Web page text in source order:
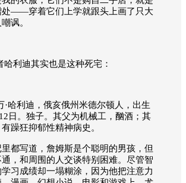
处——穿着它们上学就跟头上画了只大
讽。
哈利迪其实也是这种死宅：
·哈利迪，俄亥俄州米德尔顿人，出生
日。独子。其父为机械工，酗酒；其
躁狂抑郁性精神病史。
里都写道，詹姆斯是个聪明的男孩，但
，和周围的人交谈特别困难。尽管智
习成绩却一塌糊涂，因为他把注意力